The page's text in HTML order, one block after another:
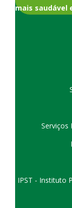
mais saudável
Serviços
IPST - Instituto